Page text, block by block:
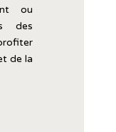
ou
des
dela